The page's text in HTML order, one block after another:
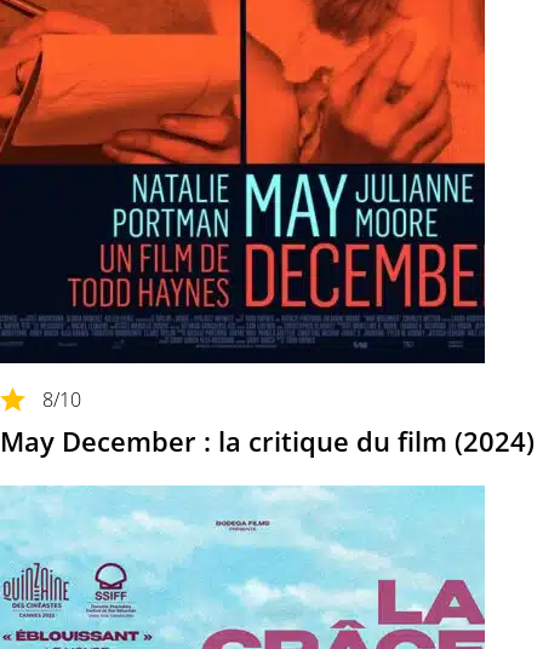
8/10
May December : la critique du film (2024)